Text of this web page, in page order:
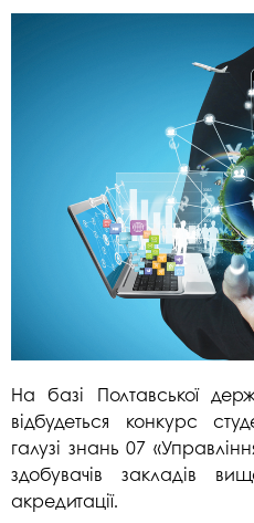
На базі Полтавської
відбудеться конкурс
галузі знань 07
здобувачів закладів
акредитації.